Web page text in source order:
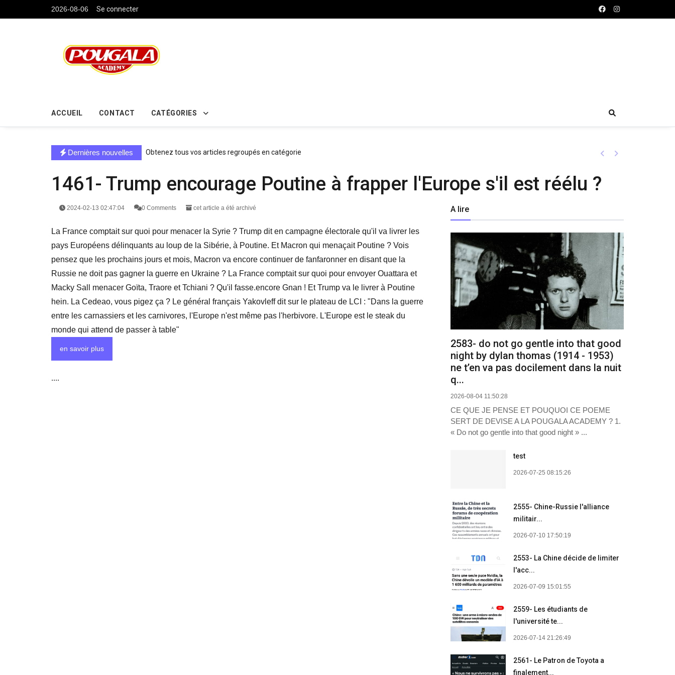
2026-08-06 Se connecter
ACCUEIL CONTACT CATÉGORIES
Dernières nouvelles Obtenez tous vos articles regroupés en catégorie
Previous
Next
1461- Trump encourage Poutine à frapper l'Europe s'il est réélu ?
2024-02-13 02:47:04 0 Comments cet article a été archivé
La France comptait sur quoi pour menacer la Syrie ? Trump dit en campagne électorale qu'il va livrer les
pays Européens délinquants au loup de la Sibérie, à Poutine. Et Macron qui menaçait Poutine ? Vois
pensez que les prochains jours et mois, Macron va encore continuer de fanfaronner en disant que la
Russie ne doit pas gagner la guerre en Ukraine ? La France comptait sur quoi pour envoyer Ouattara et
Macky Sall menacer Goïta, Traore et Tchiani ? Qu'il fasse.encore Gnan ! Et Trump va le livrer à Poutine
hein. La Cedeao, vous pigez ça ? Le général français Yakovleff dit sur le plateau de LCI : "Dans la guerre
entre les carnassiers et les carnivores, l'Europe n'est même pas l'herbivore. L'Europe est le steak du
monde qui attend de passer à table"
en savoir plus
....
A lire
2583- do not go gentle into that good
night by dylan thomas (1914 - 1953)
ne t’en va pas docilement dans la nuit
q...
2026-08-04 11:50:28
CE QUE JE PENSE ET POUQUOI CE POEME
SERT DE DEVISE A LA POUGALA ACADEMY ? 1.
« Do not go gentle into that good night » ...
test
2026-07-25 08:15:26
2555- Chine-Russie l'alliance
militair...
2026-07-10 17:50:19
2553- La Chine décide de limiter
l'acc...
2026-07-09 15:01:55
2559- Les étudiants de
l'université te...
2026-07-14 21:26:49
2561- Le Patron de Toyota a
finalement...